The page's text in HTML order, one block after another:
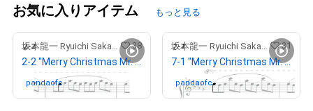
お気に入りアイテム もっと見る
坂本龍一 Ryuichi Sakamoto 38
2-2 "Merry Christmas Mr. Lawrence" Ryuichi Sakamoto 坂本 龍一
pandaofcさんが保有中
坂本龍一 Ryuichi Sakamoto 31
7-1 "Merry Christmas Mr. Lawrence" Ryuichi Sakamoto 坂本 龍一
pandaofcさんが保有中